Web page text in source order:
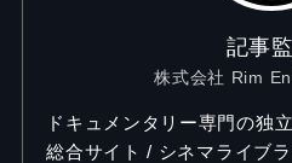
記事
株式会社 Rim
ドキュメンタリー専門の独
総合サイト / シネマライブ